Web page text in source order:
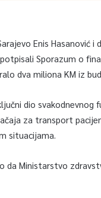
Enis Hasanović i
Sporazum o
dva miliona KM iz
dio svakodnevnog
za transport
situacijama.
da Ministarstvo